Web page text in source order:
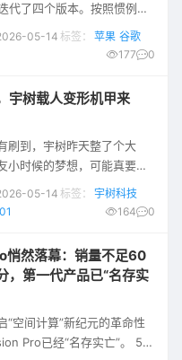
代了四个版本。按照惯例，
将于今年下半年正式推出，
不过，Google I/O大会下周
消息，则会提前放到5月12
Show活动上来。 （图源：
就
05-14 标签： 苹果 谷歌
177 0
宇树载人变形机甲来
刷到，宇树昨天整了个大
小时候的梦想，可能真要实
日正式发布全球首款量产版
，官方定价390万元起。
就是这个是能上路的？这开
最靓的仔！就是不知道，这
50
05-14 标签：
宇树科技
164 0
悄然落幕：销量不足60
，第一代产品已“名存实
“空间计算”新纪元的革命性
Pro已经“名存实亡”。 5月